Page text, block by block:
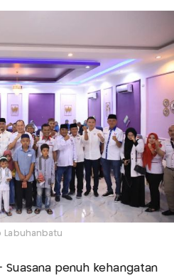
Labuhanbatu
Suasana penuh kehangatan